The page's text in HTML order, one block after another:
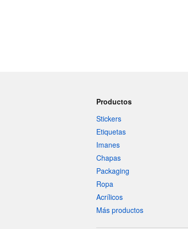
Productos
Stickers
Etiquetas
Imanes
Chapas
Packaging
Ropa
Acrílicos
Más productos